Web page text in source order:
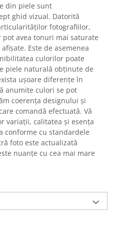
din piele sunt
ghid vizual. Datorită
fotografiilor,
avea tonuri mai saturate
Este de asemenea
culorilor poate
piele naturală obținute de
ușoare diferențe în
anumite culori se pot
coerența designului și
comandă efectuată. Vă
variații, calitatea și esența
conforme cu standardele
foto este actualizată
nuanțe cu cea mai mare